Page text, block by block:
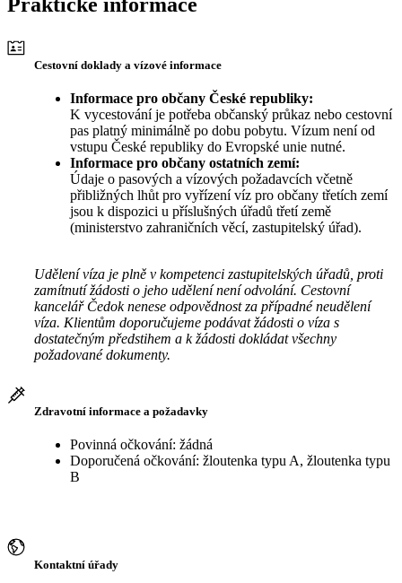
Cestovní doklady a vízové informace
Informace pro občany České republiky:
K vycestování je potřeba občanský průkaz nebo cestovní
pas platný minimálně po dobu pobytu. Vízum není od
vstupu České republiky do Evropské unie nutné.
Informace pro občany ostatních zemí:
Údaje o pasových a vízových požadavcích včetně
přibližných lhůt pro vyřízení víz pro občany třetích zemí
jsou k dispozici u příslušných úřadů třetí země
(ministerstvo zahraničních věcí, zastupitelský úřad).
Udělení víza je plně v kompetenci zastupitelských úřadů, proti
zamítnutí žádosti o jeho udělení není odvolání. Cestovní
kancelář Čedok nenese odpovědnost za případné neudělení
víza. Klientům doporučujeme podávat žádosti o víza s
dostatečným předstihem a k žádosti dokládat všechny
požadované dokumenty.
Zdravotní informace a požadavky
Povinná očkování: žádná
Doporučená očkování: žloutenka typu A, žloutenka typu
B
Kontaktní úřady